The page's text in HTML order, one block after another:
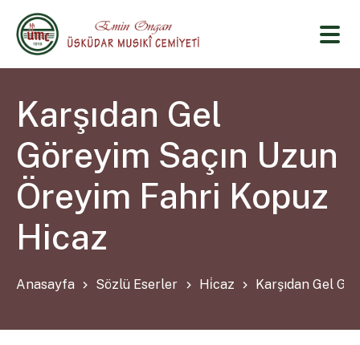
Karşıdan Gel
Göreyim Saçın Uzun
Öreyim Fahri Kopuz
Hicaz
Anasayfa Sözlü Eserler Hi̇caz Karşıdan Gel